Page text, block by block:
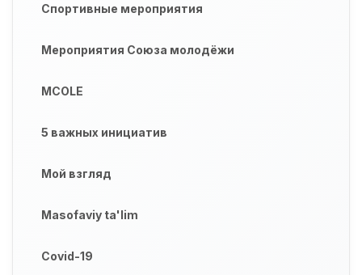
Спортивные мероприятия
Мероприятия Союза молодёжи
MCOLE
5 важных инициатив
Мой взгляд
Masofaviy ta'lim
Covid-19